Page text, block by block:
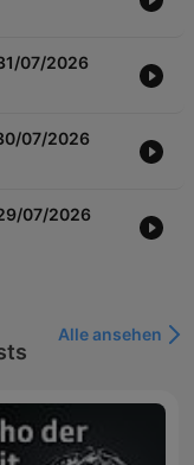
07/2026
07/2026
07/2026
Alle ansehen